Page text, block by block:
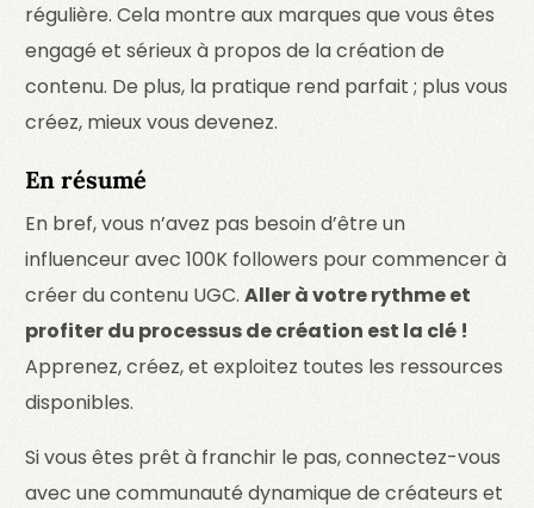
régulière. Cela montre aux marques que vous êtes
engagé et sérieux à propos de la création de
contenu. De plus, la pratique rend parfait ; plus vous
créez, mieux vous devenez.
En résumé
En bref, vous n’avez pas besoin d’être un
influenceur avec 100K followers pour commencer à
créer du contenu UGC.Aller à votre rythme et
profiter du processus de création est la clé !
Apprenez, créez, et exploitez toutes les ressources
disponibles.
Si vous êtes prêt à franchir le pas, connectez-vous
avec une communauté dynamique de créateurs et